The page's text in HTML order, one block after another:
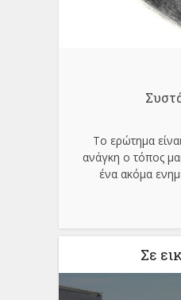
Το ερώτημα
ανάγκη ο τόπος
ένα ακόμα
Σε